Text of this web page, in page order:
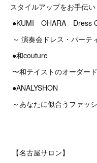
スタイルアップをお手伝い
●KUMI OHARA Dress
～ 演奏会ドレス・パーテ
●和couture
〜和テイストのオーダー
●ANALYSHON
～あなたに似合うファッ
【名古屋サロン】